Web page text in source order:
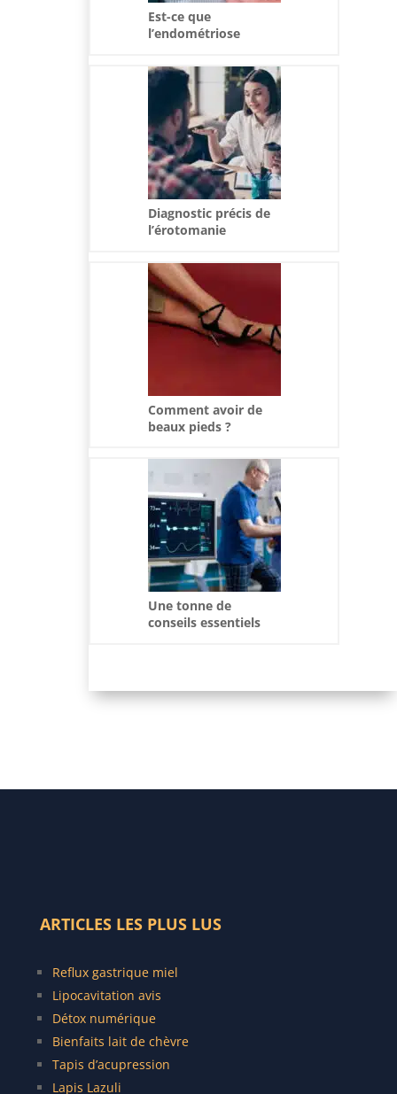
Est-ce que
l’endométriose
enceinte ?
Diagnostic précis de
l’érotomanie
Différenciation et
prise en charge
Comment avoir de
beaux pieds ?
Une tonne de
conseils essentiels
ARTICLES LES PLUS LUS
Reflux gastrique miel
Lipocavitation avis
Détox numérique
Bienfaits lait de chèvre
Tapis d’acupression
Lapis Lazuli